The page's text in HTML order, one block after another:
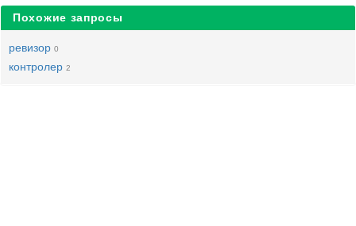
Похожие запросы
ревизор 0
контролер 2